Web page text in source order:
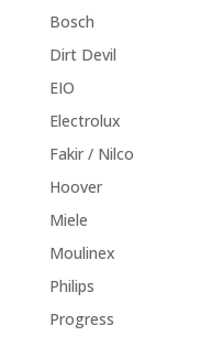
Bosch
Dirt Devil
EIO
Electrolux
Fakir / Nilco
Hoover
Miele
Moulinex
Philips
Progress